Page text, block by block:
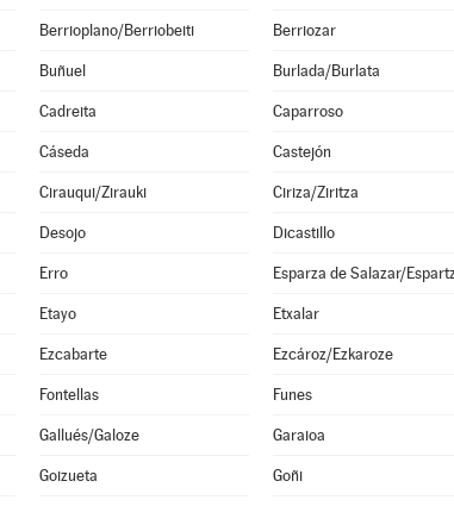
Berrioplano/Berriobeiti Berriozar
Buñuel Burlada/Burlata
Cadreita Caparroso
Cáseda Castejón
Cirauqui/Zirauki Ciriza/Ziritza
Desojo Dicastillo
Erro
Etayo Etxalar
Ezcabarte Ezcároz/Ezkaroze
Fontellas Funes
Gallués/Galoze Garaioa
Goizueta Goñi